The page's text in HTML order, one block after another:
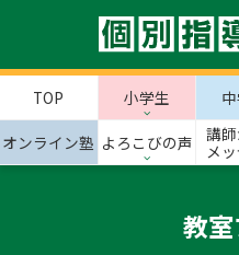
TOP 小学生
オンライン塾 よろこびの声
講
メ
教